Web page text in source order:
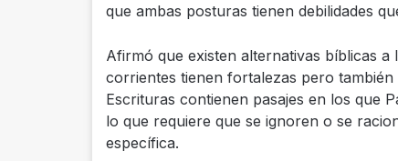
que ambas posturas tienen debilidades
Afirmó que existen alternativas bíblicas a
corrientes tienen fortalezas pero
Escrituras contienen pasajes en los que
lo que requiere que se ignoren o se
específica.